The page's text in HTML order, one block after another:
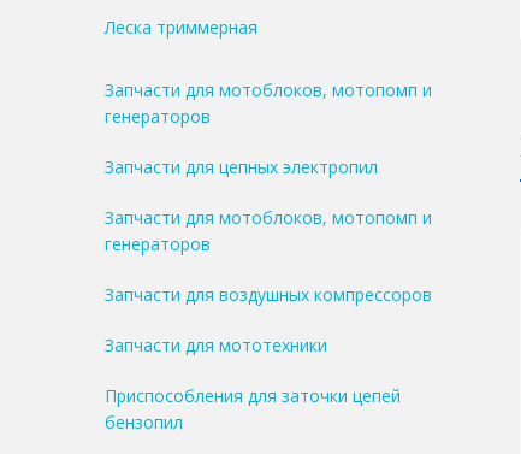
Леска триммерная
Запчасти для мотоблоков, мотопомп и
генераторов
Запчасти для цепных электропил
Запчасти для мотоблоков, мотопомп и
генераторов
Запчасти для воздушных компрессоров
Запчасти для мототехники
Приспособления для заточки цепей
бензопил